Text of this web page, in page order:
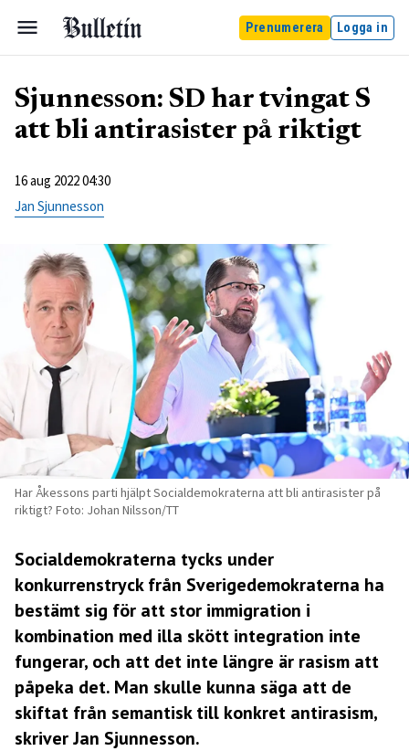
Prenumerera Logga in
Sjunnesson: SD har tvingat S
att bli antirasister på riktigt
16 aug 2022 04:30
Jan Sjunnesson
Har Åkessons parti hjälpt Socialdemokraterna att bli antirasister på
riktigt? Foto: Johan Nilsson/TT
Socialdemokraterna tycks under
konkurrenstryck från Sverigedemokraterna ha
bestämt sig för att stor immigration i
kombination med illa skött integration inte
fungerar, och att det inte längre är rasism att
påpeka det. Man skulle kunna säga att de
skiftat från semantisk till konkret antirasism,
skriver Jan Sjunnesson.